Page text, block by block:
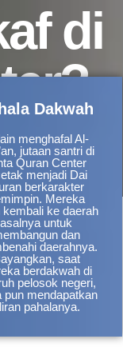
di
Dakwah
menghafal Al-
jutaan santri di
Quran Center
menjadi Dai
berkarakter
Mereka
kembali ke daerah
asalnya untuk
dan
daerahnya.
saat
berdakwah di
pelosok negeri,
pun mendapatkan
pahalanya.